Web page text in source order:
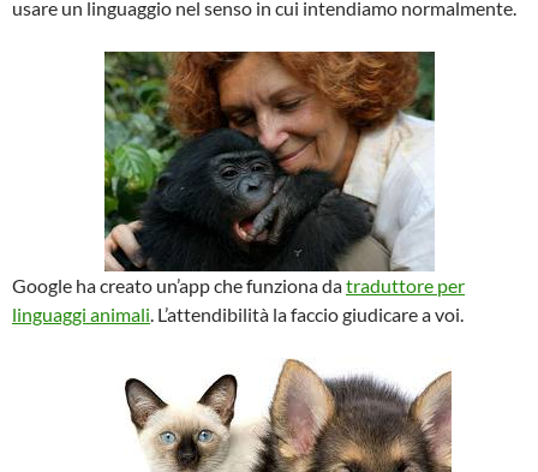
usare un linguaggio nel senso in cui intendiamo normalmente.
Google ha creato un’app che funziona datraduttore per
linguaggi animali. L’attendibilità la faccio giudicare a voi.